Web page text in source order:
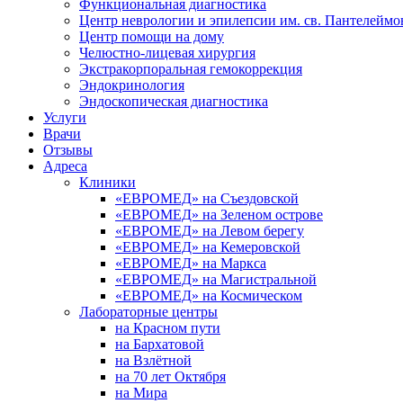
Функциональная диагностика
Центр неврологии и эпилепсии им. св.
Центр помощи на дому
Челюстно-лицевая хирургия
Экстракорпоральная гемокоррекция
Эндокринология
Эндоскопическая диагностика
Услуги
Врачи
Отзывы
Адреса
Клиники
«ЕВРОМЕД» на Съездовской
«ЕВРОМЕД» на Зеленом острове
«ЕВРОМЕД» на Левом берегу
«ЕВРОМЕД» на Кемеровской
«ЕВРОМЕД» на Маркса
«ЕВРОМЕД» на Магистральной
«ЕВРОМЕД» на Космическом
Лабораторные центры
на Красном пути
на Бархатовой
на Взлётной
на 70 лет Октября
на Мира